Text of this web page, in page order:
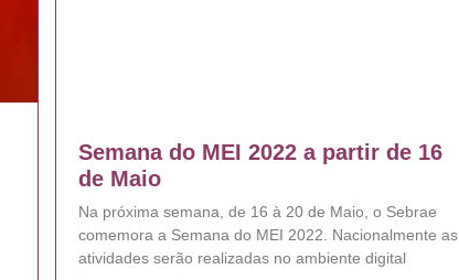
Semana do MEI 2022 a partir de 16
de Maio
Na próxima semana, de 16 à 20 de Maio, o Sebrae
comemora a Semana do MEI 2022. Nacionalmente as
atividades serão realizadas no ambiente digital